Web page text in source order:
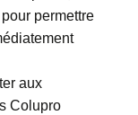
permettre
aux
Colupro